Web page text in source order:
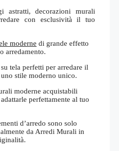
astratti, decorazioni murali
con esclusività il tuo
moderne di grande effetto
arredamento.
tela perfetti per arredare il
stile moderno unico.
moderne acquistabili
perfettamente al tuo
d’arredo sono solo
da Arredi Murali in